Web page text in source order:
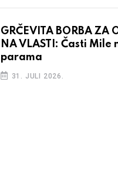
GRČEVITA BORBA ZA
NA VLASTI: Časti Mile
parama
31. JULI 2026.